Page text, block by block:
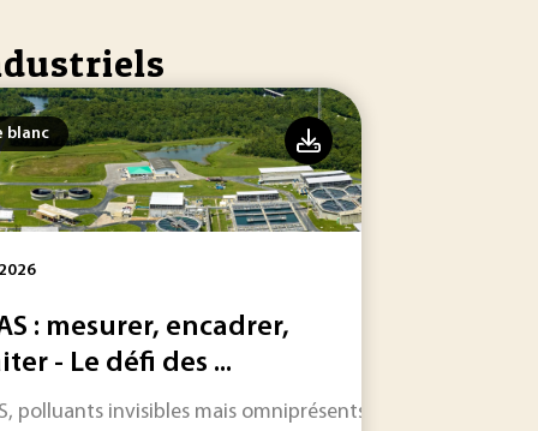
économiques et industriels qui attendent
blanc
: mesurer, encadrer,
- Le défi des ...
polluants invisibles mais omniprésents : entre angles